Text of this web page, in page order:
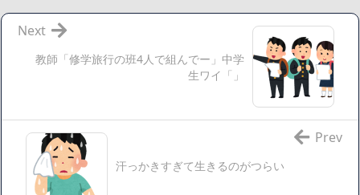
【画像】さくまあきら「桃鉄の赤マスは実際に行ってみてク
【愕然】ワイ「豚バラ220gカリッカリになるまで焼いて重さ
調べたろww(2割3割減ったら御の字やろなあww)」→結
果・・・・・・・・・・・・・・・・・・・
【悲報】ジェネリック医薬品、4割が承認書と異なる製造だ
ったことが発覚「衝撃的な数字だ」
【速報】楽天グループ、減損損失約160億円と約700億円の繰
延税金資産の取崩し
教師「修学旅行の班4人で組んでー」中学
生ワイ「」
Next
汗っかきすぎて生きるのがつらい
Prev